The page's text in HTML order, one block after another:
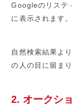
Googleのリステ
に表示されます。
自然検索結果よ
の人の目に留まり
2. オークシ